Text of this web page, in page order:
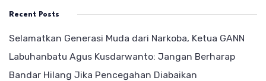
Recent Posts
Selamatkan Generasi Muda dari Narkoba, Ketua GANN
Labuhanbatu Agus Kusdarwanto: Jangan Berharap
Bandar Hilang Jika Pencegahan Diabaikan